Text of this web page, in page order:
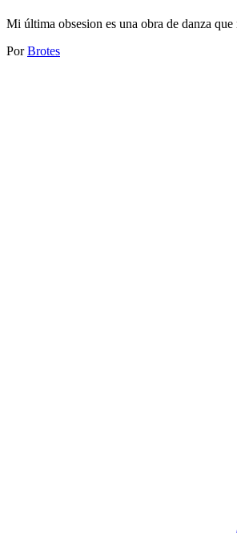
Mi última obsesion es una obra de danza
Por Brotes